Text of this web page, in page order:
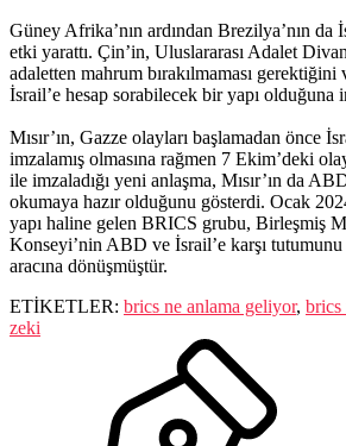
Güney Afrika’nın ardından Brezilya’nın da
etki yarattı. Çin’in, Uluslararası Adalet
adaletten mahrum bırakılmaması
İsrail’e hesap sorabilecek bir yapı olduğuna
Mısır’ın, Gazze olayları başlamadan önce
imzalamış olmasına rağmen 7 Ekim’deki
ile imzaladığı yeni anlaşma, Mısır’ın da
okumaya hazır olduğunu gösterdi. Ocak
yapı haline gelen BRICS grubu, Birleşmiş
Konseyi’nin ABD ve İsrail’e karşı tutumunu
aracına dönüşmüştür.
ETİKETLER: brics ne anlama geliyor, brics
zeki